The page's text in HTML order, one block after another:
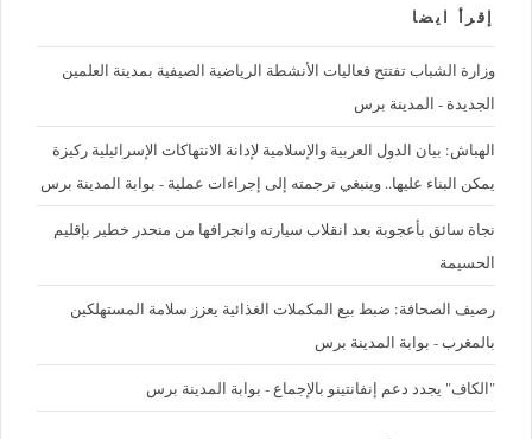
إقرأ ايضا
وزارة الشباب تفتتح فعاليات الأنشطة الرياضية الصيفية بمدينة العلمين
الجديدة - المدينة برس
الهباش: بيان الدول العربية والإسلامية لإدانة الانتهاكات الإسرائيلية ركيزة
يمكن البناء عليها.. وينبغي ترجمته إلى إجراءات عملية - بوابة المدينة برس
نجاة سائق بأعجوبة بعد انقلاب سيارته وانجرافها من منحدر خطير بإقليم
الحسيمة
رصيف الصحافة: ضبط بيع المكملات الغذائية يعزز سلامة المستهلكين
بالمغرب - بوابة المدينة برس
"الكاف" يجدد دعم إنفانتينو بالإجماع - بوابة المدينة برس